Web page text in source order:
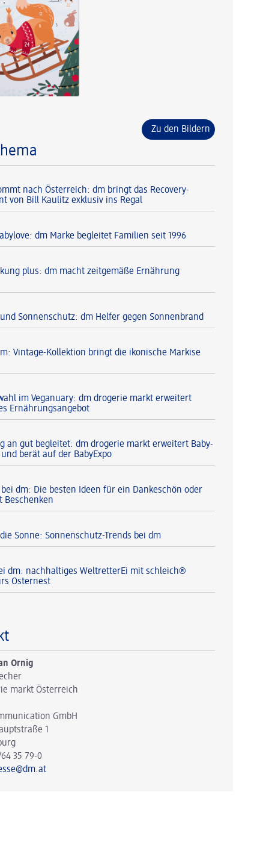
Zu den Bildern
nach Österreich: dm bringt das Recovery-
von Bill Kaulitz exklusiv ins Regal
dm Marke begleitet Familien seit 1996
plus: dm macht zeitgemäße Ernährung
Sonnenschutz: dm Helfer gegen Sonnenbrand
Vintage-Kollektion bringt die ikonische Markise
im Veganuary: dm drogerie markt erweitert
Ernährungsangebot
an gut begleitet: dm drogerie markt erweitert Baby-
berät auf der BabyExpo
dm: Die besten Ideen für ein Dankeschön oder
Beschenken
Sonne: Sonnenschutz-Trends bei dm
dm: nachhaltiges WeltretterEi mit schleich®
Osternest
Ornig
markt Österreich
GmbH
1
35 79-0